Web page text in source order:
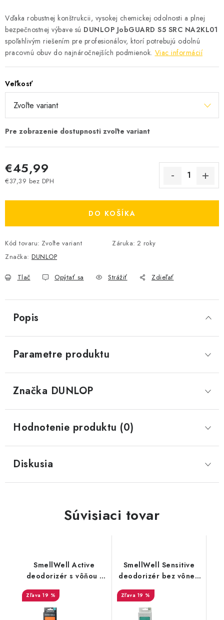
Vďaka robustnej konštrukcii, vysokej chemickej odolnosti a plnej
bezpečnostnej výbave sú DUNLOP JobGUARD S5 SRC NA2KL01
spoľahlivým riešením pre profesionálov, ktorí potrebujú odolnú
pracovnú obuv do najnáročnejších podmienok. Viac informácií
Veľkosť
€45,99
€37,39 bez DPH
DO KOŠÍKA
Kód tovaru: Zvoľte variant Záruka: 2 roky
Značka: DUNLOP
Tlač Opýtať sa Strážiť Zdieľať
Popis
Parametre produktu
Značka DUNLOP
Hodnotenie produktu (0)
Diskusia
Súvisiaci tovar
SmellWell Active
deodorizér s vôňou -
19 %
SmellWell Sensitive
deodorizér bez vône -
19 %